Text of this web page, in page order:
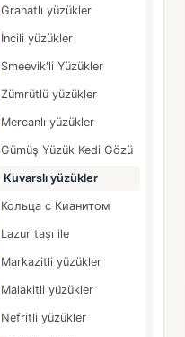
Granatlı yüzükler
İncili yüzükler
Smeevik'li Yüzükler
Zümrütlü yüzükler
Mercanlı yüzükler
Gümüş Yüzük Kedi Gözü
Kuvarslı yüzükler
Кольца с Кианитом
Lazur taşı ile
Markazitli yüzükler
Malakitli yüzükler
Nefritli yüzükler